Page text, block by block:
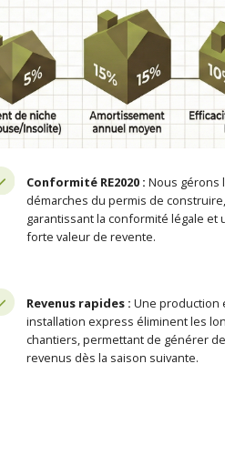
Conformité RE2020 : Nous gérons
démarches du permis de construire,
garantissant la conformité légale et
forte valeur de revente.
Revenus rapides : Une production
installation express éliminent les
chantiers, permettant de générer
revenus dès la saison suivante.